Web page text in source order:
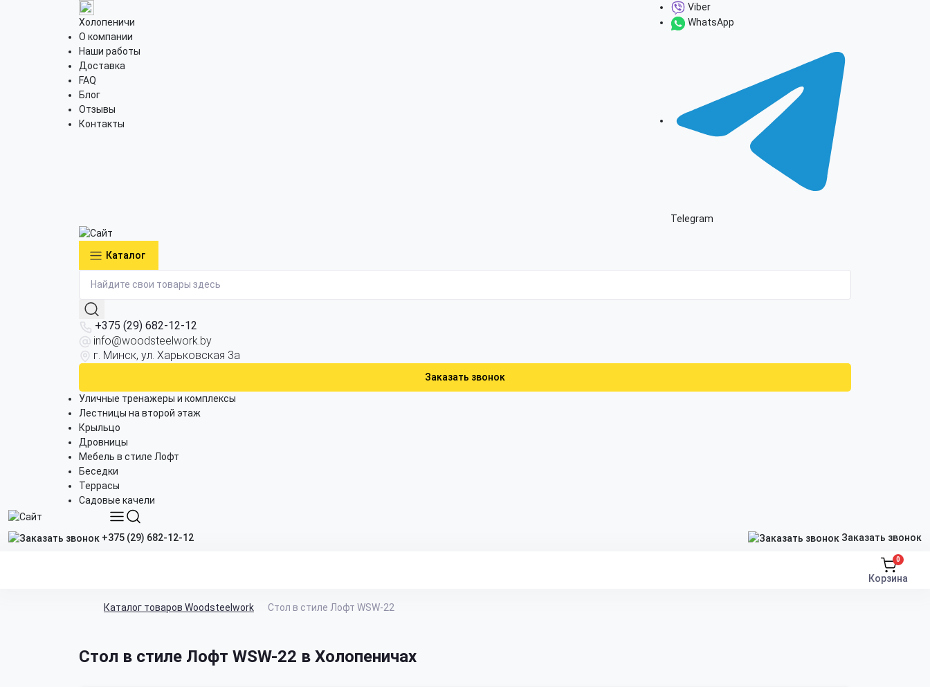
Холопеничи
О компании
Наши работы
Доставка
FAQ
Блог
Отзывы
Контакты
Viber
WhatsApp
Telegram
Каталог
+375 (29) 682-12-12
info@woodsteelwork.by
г. Минск, ул. Харьковская 3а
Заказать звонок
Уличные тренажеры и комплексы
Лестницы на второй этаж
Крыльцо
Дровницы
Мебель в стиле Лофт
Беседки
Террасы
Садовые качели
+375 (29) 682-12-12 Заказать звонок
Корзина
0
Каталог товаров Woodsteelwork Стол в стиле Лофт WSW-22
Стол в стиле Лофт WSW-22 в Холопеничах